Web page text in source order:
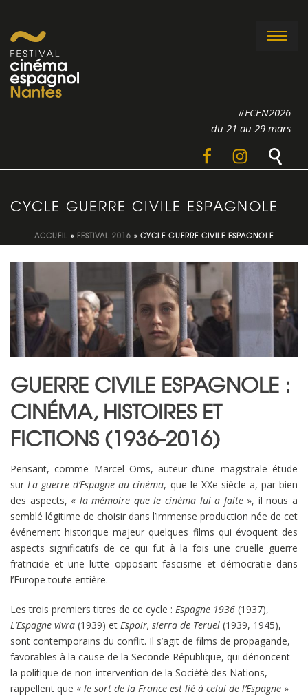
#FCEN2026
du 21 au 29 mars
CYCLE GUERRE CIVILE ESPAGNOLE
ACCUEIL » FESTIVAL 2016 » CYCLE GUERRE CIVILE ESPAGNOLE
GUERRE CIVILE ESPAGNOLE :
CINÉMA, HISTOIRES ET
FICTIONS (1936-2016)
Pensant, comme Marcel Oms, auteur d’une magistrale étude
surLa guerre d’Espagne au cinéma, que le XXe siècle a, par bien
des aspects, « la mémoire que le cinéma lui a faite», il nous a
semblé légitime de choisir dans l’immense production née de cet
événement historique majeur quelques films qui évoquent des
aspects significatifs de ce qui fut à la fois une cruelle guerre
fratricide et une lutte opposant fascisme et démocratie dans
l’Europe toute entière.
Les trois premiers titres de ce cycle : Espagne 1936 (1937),
L’Espagne vivra (1939) et Espoir, sierra de Teruel (1939, 1945),
sont contemporains du conflit. Il s’agit de films de propagande,
favorables à la cause de la Seconde République, qui dénoncent
la politique de non-intervention de la Société des Nations,
rappellent que « le sort de la France est lié à celui de l’Espagne »